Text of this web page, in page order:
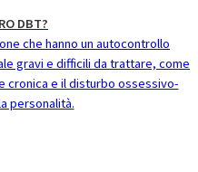
DBT?
che hanno un autocontrollo
gravi e difficili da trattare, come
cronica e il disturbo ossessivo-
personalità.